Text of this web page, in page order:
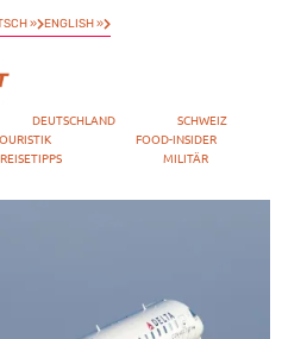
» ENGLISH »
DEUTSCHLAND
SCHWEIZ
FOOD-INSIDER
REISETIPPS MILITÄR